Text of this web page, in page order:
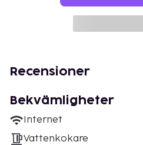
Recensioner
Bekvämligheter
Internet
Vattenkokare